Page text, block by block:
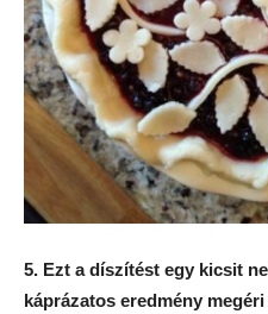
5. Ezt a díszítést egy kicsit
káprázatos eredmény